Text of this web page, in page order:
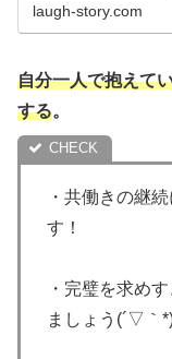
laugh-story.com
自分一人で抱えて
する。
・共働きの継
す！
・完璧を求め
ましょう(´▽｀